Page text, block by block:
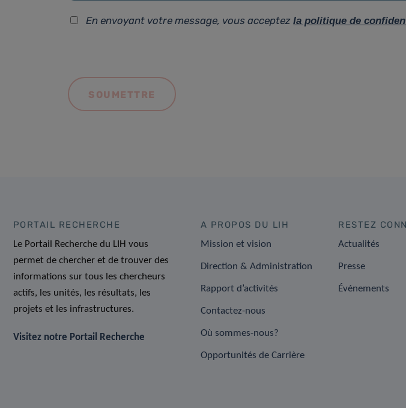
En envoyant votre message, vous acceptezla politique de
PORTAIL RECHERCHE
Le Portail Recherche du LIH vous
permet de chercher et de trouver des
informations sur tous les chercheurs
actifs, les unités, les résultats, les
projets et les infrastructures.
Visitez notre Portail Recherche
A PROPOS DU LIH
Mission et vision
Direction & Administration
Rapport d’activités
Contactez-nous
Où sommes-nous?
Opportunités de Carrière
RESTEZ
Actualités
Presse
Événements